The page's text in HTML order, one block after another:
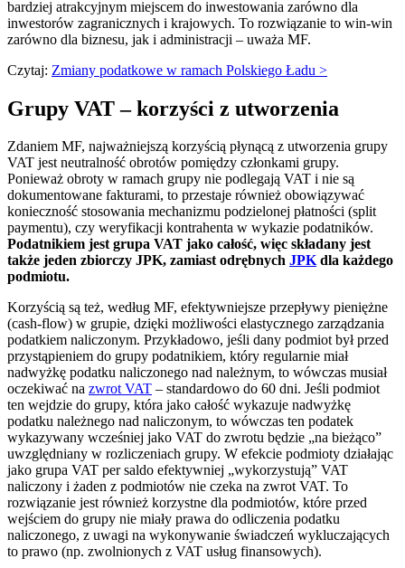
bardziej atrakcyjnym miejscem do inwestowania zarówno dla
inwestorów zagranicznych i krajowych. To rozwiązanie to win-win
zarówno dla biznesu, jak i administracji – uważa MF.
Czytaj: Zmiany podatkowe w ramach Polskiego Ładu >
Grupy VAT – korzyści z utworzenia
Zdaniem MF, najważniejszą korzyścią płynącą z utworzenia grupy
VAT jest neutralność obrotów pomiędzy członkami grupy.
Ponieważ obroty w ramach grupy nie podlegają VAT i nie są
dokumentowane fakturami, to przestaje również obowiązywać
konieczność stosowania mechanizmu podzielonej płatności (split
paymentu), czy weryfikacji kontrahenta w wykazie podatników.
Podatnikiem jest grupa VAT jako całość, więc składany jest
także jeden zbiorczy JPK, zamiast odrębnych JPKdla każdego
podmiotu.
Korzyścią są też, według MF, efektywniejsze przepływy pieniężne
(cash-flow) w grupie, dzięki możliwości elastycznego zarządzania
podatkiem naliczonym. Przykładowo, jeśli dany podmiot był przed
przystąpieniem do grupy podatnikiem, który regularnie miał
nadwyżkę podatku naliczonego nad należnym, to wówczas musiał
oczekiwać na zwrot VAT – standardowo do 60 dni. Jeśli podmiot
ten wejdzie do grupy, która jako całość wykazuje nadwyżkę
podatku należnego nad naliczonym, to wówczas ten podatek
wykazywany wcześniej jako VAT do zwrotu będzie „na bieżąco”
uwzględniany w rozliczeniach grupy. W efekcie podmioty działając
jako grupa VAT per saldo efektywniej „wykorzystują” VAT
naliczony i żaden z podmiotów nie czeka na zwrot VAT. To
rozwiązanie jest również korzystne dla podmiotów, które przed
wejściem do grupy nie miały prawa do odliczenia podatku
naliczonego, z uwagi na wykonywanie świadczeń wykluczających
to prawo (np. zwolnionych z VAT usług finansowych).